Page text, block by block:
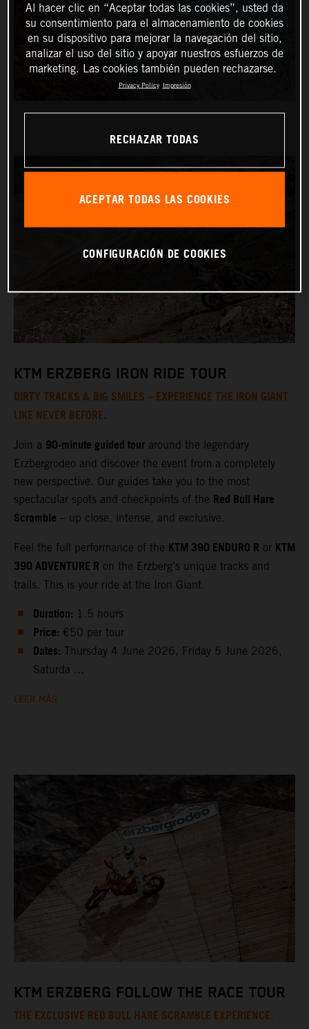
KTM ERZBERG IRON RIDE TOUR
DIRTY TRACKS & BIG SMILES – EXPERIENCE THE IRON GIANT
LIKE NEVER BEFORE.
Join a 90‑minute guided tour around the legendary
Erzbergrodeo and discover the event from a completely
new perspective. Our guides take you to the most
spectacular spots and checkpoints of the Red Bull Hare
Scramble – up close, intense, and exclusive.
Feel the full performance of the KTM 390 ENDURO R or KTM
390 ADVENTURE R on the Erzberg’s unique tracks and
trails. This is your ride at the Iron Giant.
Duration: 1.5 hours
Price: €50 per tour
Dates: Thursday 4 June 2026, Friday 5 June 2026,
Saturda ...
LEER MÁS
KTM ERZBERG FOLLOW THE RACE TOUR
THE EXCLUSIVE RED BULL HARE SCRAMBLE EXPERIENCE.
Al hacer clic en “Aceptar todas las cookies”, usted da
su consentimiento para el almacenamiento de cookies
en su dispositivo para mejorar la navegación del sitio,
analizar el uso del sitio y apoyar nuestros esfuerzos de
marketing. Las cookies también pueden rechazarse.
Privacy Policy Impresión
RECHAZAR TODAS
ACEPTAR TODAS LAS COOKIES
CONFIGURACIÓN DE COOKIES